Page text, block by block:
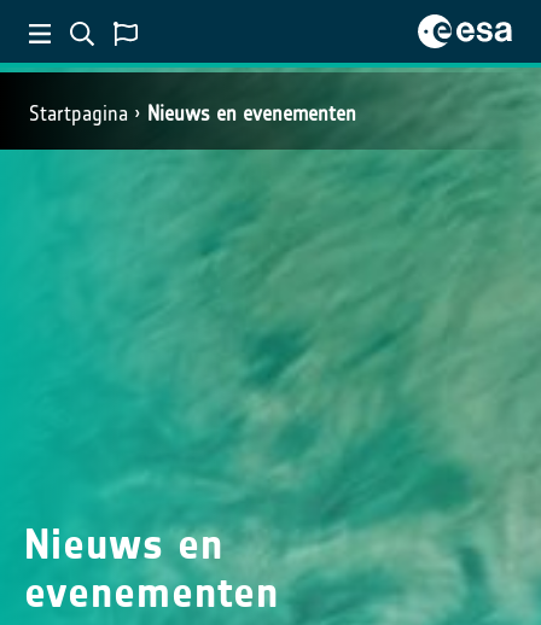
Startpagina Nieuws en evenementen
Nieuws en
evenementen